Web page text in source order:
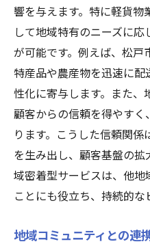
響を与えます。特に軽貨
して地域特有のニーズに
が可能です。例えば、松
特産品や農産物を迅速に
性化に寄与します。また、
顧客からの信頼を得やす
ります。こうした信頼関
を生み出し、顧客基盤の
域密着型サービスは、他地
ことにも役立ち、持続的な
地域コミュニティとの連